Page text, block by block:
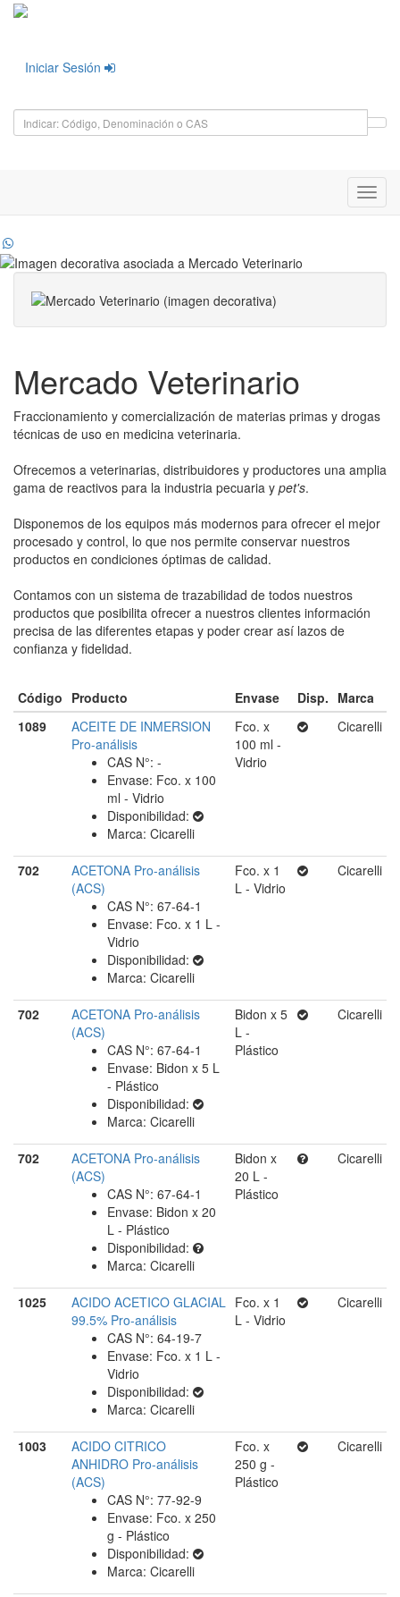
Iniciar Sesión
Mercado Veterinario
Fraccionamiento y comercialización de materias primas y drogas
técnicas de uso en medicina veterinaria.
Ofrecemos a veterinarias, distribuidores y productores una amplia
gama de reactivos para la industria pecuaria y pet's.
Disponemos de los equipos más modernos para ofrecer el mejor
procesado y control, lo que nos permite conservar nuestros
productos en condiciones óptimas de calidad.
Contamos con un sistema de trazabilidad de todos nuestros
productos que posibilita ofrecer a nuestros clientes información
precisa de las diferentes etapas y poder crear así lazos de
confianza y fidelidad.
Código Producto Envase Disp. Marca
1089
ACEITE DE INMERSION
Pro-análisis
CAS N°: -
Envase: Fco. x 100
ml - Vidrio
Disponibilidad:
Marca: Cicarelli
Fco. x
100 ml -
Vidrio
Cicarelli
702
ACETONA Pro-análisis
(ACS)
CAS N°: 67-64-1
Envase: Fco. x 1 L -
Vidrio
Disponibilidad:
Marca: Cicarelli
Fco. x 1
L - Vidrio
Cicarelli
702
ACETONA Pro-análisis
(ACS)
CAS N°: 67-64-1
Envase: Bidon x 5 L
- Plástico
Disponibilidad:
Marca: Cicarelli
Bidon x 5
L -
Plástico
Cicarelli
702
ACETONA Pro-análisis
(ACS)
CAS N°: 67-64-1
Envase: Bidon x 20
L - Plástico
Disponibilidad:
Marca: Cicarelli
Bidon x
20 L -
Plástico
Cicarelli
1025
ACIDO ACETICO GLACIAL
99.5% Pro-análisis
CAS N°: 64-19-7
Envase: Fco. x 1 L -
Vidrio
Disponibilidad:
Marca: Cicarelli
Fco. x 1
L - Vidrio
Cicarelli
1003
ACIDO CITRICO
ANHIDRO Pro-análisis
(ACS)
CAS N°: 77-92-9
Envase: Fco. x 250
g - Plástico
Disponibilidad:
Marca: Cicarelli
Fco. x
250 g -
Plástico
Cicarelli